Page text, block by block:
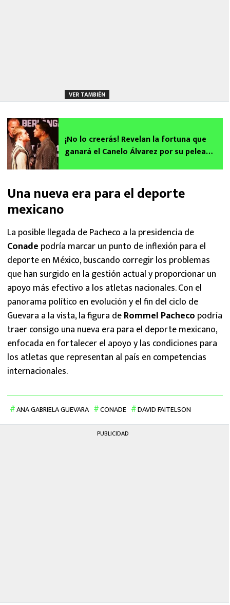
VER TAMBIÉN
¡No lo creerás! Revelan la fortuna que
ganará el Canelo Álvarez por su pelea
Una nueva era para el deporte
mexicano
La posible llegada de Pacheco a la presidencia de
Conade podría marcar un punto de inflexión para el
deporte en México, buscando corregir los problemas
que han surgido en la gestión actual y proporcionar un
apoyo más efectivo a los atletas nacionales. Con el
panorama político en evolución y el fin del ciclo de
Guevara a la vista, la figura deRommel Pacheco podría
traer consigo una nueva era para el deporte mexicano,
enfocada en fortalecer el apoyo y las condiciones para
los atletas que representan al país en competencias
internacionales.
ANA GABRIELA GUEVARA CONADE DAVID FAITELSON
PUBLICIDAD